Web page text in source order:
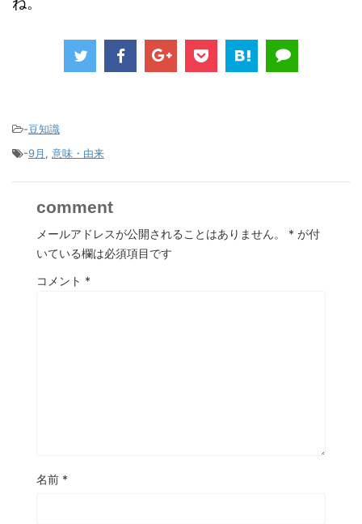
-豆知識
-9月 , 意味・由来
comment
メールアドレスが公開されることはありません。 * が付
いている欄は必須項目です
コメント *
名前 *